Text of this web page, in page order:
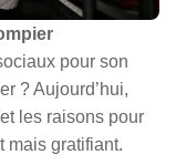
pour son
? Aujourd’hui,
les raisons pour
mais gratifiant.